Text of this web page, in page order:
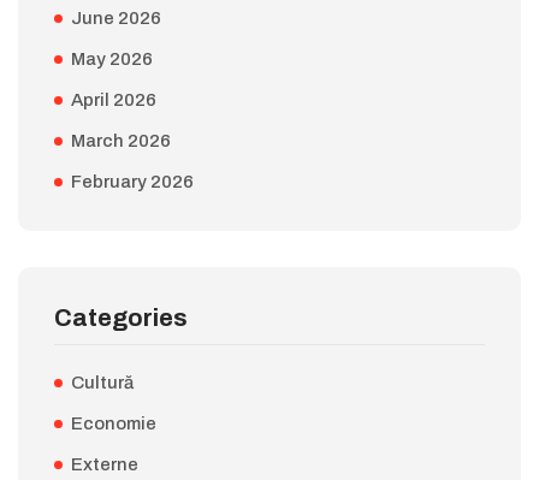
June 2026
May 2026
April 2026
March 2026
February 2026
Categories
Cultură
Economie
Externe